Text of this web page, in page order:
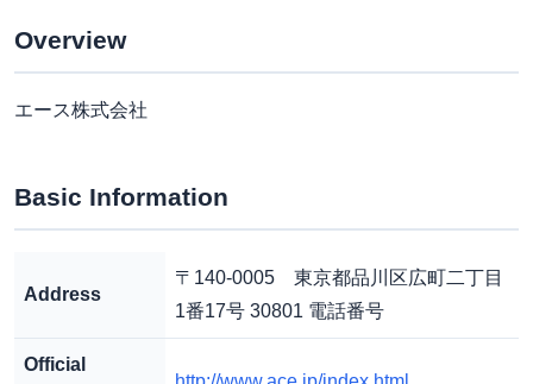
Overview
エース株式会社
Basic Information
Address
〒140-0005 東京都品川区広町二丁目
1番17号 30801 電話番号
Official